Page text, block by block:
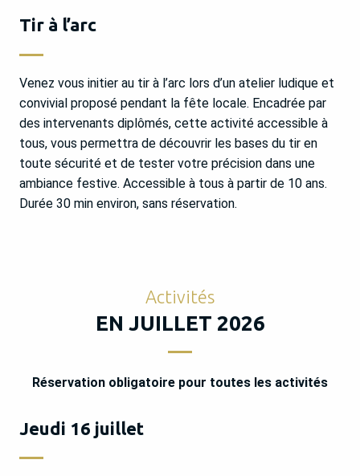
Tir à l’arc
Venez vous initier au tir à l’arc lors d’un atelier ludique et
convivial proposé pendant la fête locale. Encadrée par
des intervenants diplômés, cette activité accessible à
tous, vous permettra de découvrir les bases du tir en
toute sécurité et de tester votre précision dans une
ambiance festive. Accessible à tous à partir de 10 ans.
Durée 30 min environ, sans réservation.
Activités
EN JUILLET 2026
Réservation obligatoire pour toutes les activités
Jeudi 16 juillet